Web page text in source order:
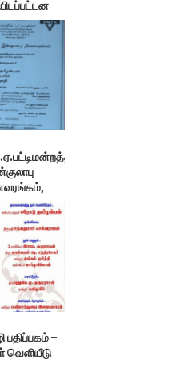
பதிப்பகம் –
வெளியீடு